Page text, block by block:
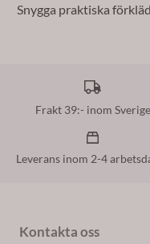
Snygga praktiska
Frakt 39:- inom Sverige
Leverans inom 2-4
Kontakta oss